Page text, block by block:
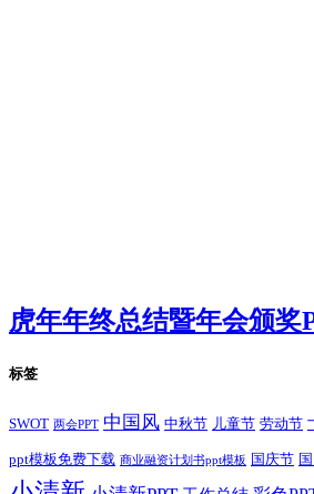
虎年年终总结暨年会颁奖
标签
SWOT 两会PPT 中国风 中秋节 儿童节 劳动节
ppt模板免费下载 商业融资计划书ppt模板 国庆节